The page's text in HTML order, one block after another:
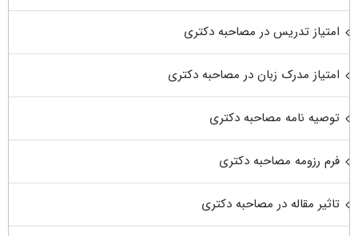
امتیاز تدریس در مصاحبه دکتری
امتیاز مدرک زبان در مصاحبه دکتری
توصیه نامه مصاحبه دکتری
فرم رزومه مصاحبه دکتری
تاثیر مقاله در مصاحبه دکتری